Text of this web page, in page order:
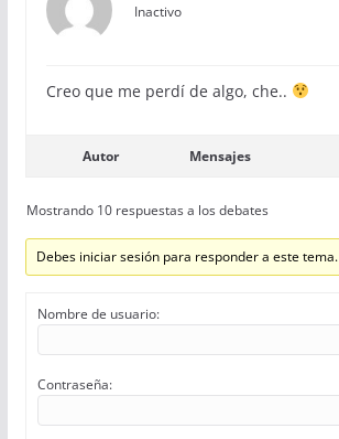
Inactivo
Creo que me perdí de algo, che..
Autor Mensajes
Mostrando 10 respuestas a los debates
Debes iniciar sesión para responder a este tema.
Nombre de usuario:
Contraseña: